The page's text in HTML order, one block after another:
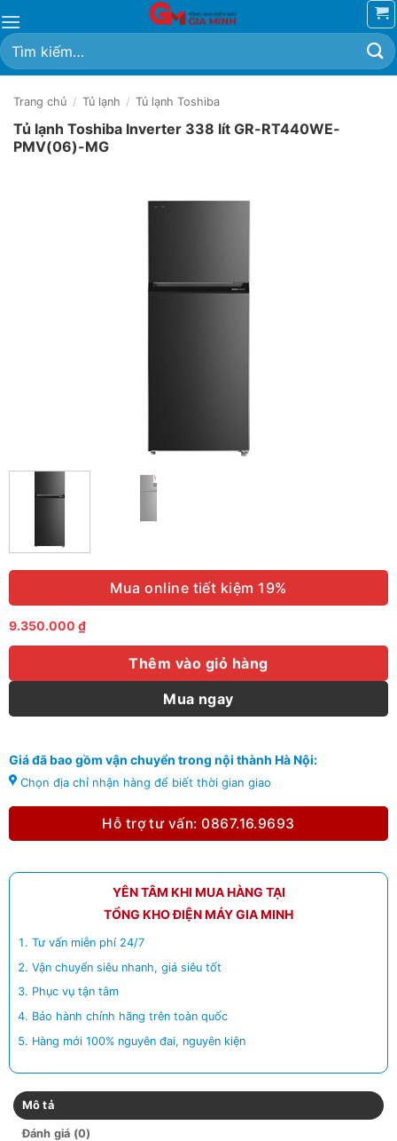
qua
nội
dung
Tìm
kiếm:
Trang chủ / Tủ lạnh / Tủ lạnh Toshiba
Tủ lạnh Toshiba Inverter 338 lít GR-RT440WE-
PMV(06)-MG
Mua online tiết kiệm 19%
9.350.000 ₫
Thêm vào giỏ hàng
Mua ngay
Giá đã bao gồm vận chuyển trong nội thành Hà Nội:
Chọn địa chỉ nhận hàng để biết thời gian giao
Hỗ trợ tư vấn: 0867.16.9693
YÊN TÂM KHI MUA HÀNG TẠI
TỔNG KHO ĐIỆN MÁY GIA MINH
Tư vấn miễn phí 24/7
Vận chuyển siêu nhanh, giá siêu tốt
Phục vụ tận tâm
Bảo hành chính hãng trên toàn quốc
Hàng mới 100% nguyên đai, nguyên kiện
Mô tả
Đánh giá (0)